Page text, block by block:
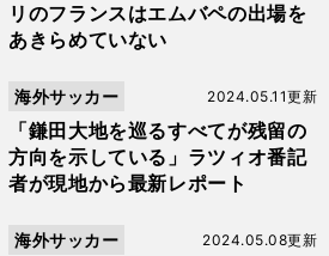
リのフランスはエムバペの出場を
あきらめていない
「鎌田大地を巡るすべてが残留の
方向を示している」ラツィオ番記
者が現地から最新レポート
2024.05.11更新
海外サッカー
2024.05.08更新
海外サッカー